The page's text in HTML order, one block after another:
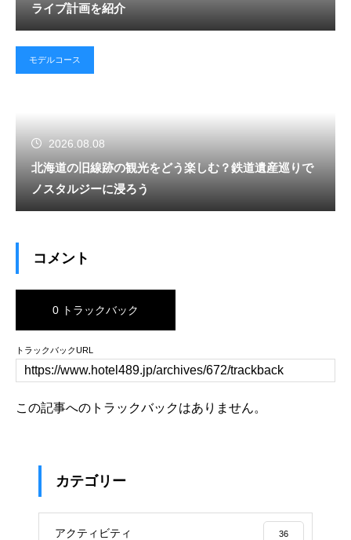
ライブ計画を紹介
モデルコース
2026.08.08
北海道の旧線跡の観光をどう楽しむ？鉄道遺産巡りで
ノスタルジーに浸ろう
コメント
0 トラックバック
トラックバックURL
この記事へのトラックバックはありません。
カテゴリー
アクティビティ 36